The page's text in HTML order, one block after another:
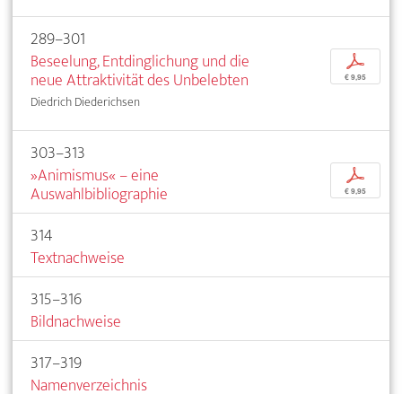
289–301
Beseelung, Entdinglichung und die
neue Attraktivität des Unbelebten
Diedrich Diederichsen
p
€ 9,95
303–313
»Animismus« – eine
Auswahlbibliographie
p
€ 9,95
314
Textnachweise
315–316
Bildnachweise
317–319
Namenverzeichnis